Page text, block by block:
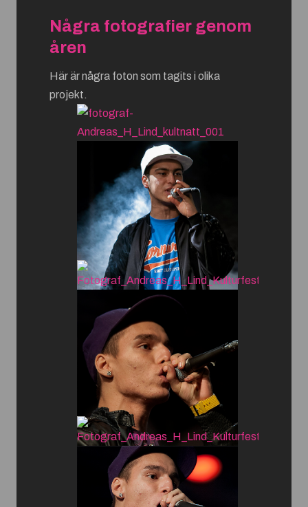
Några fotografier genom
åren
Här är några foton som tagits i olika
projekt.